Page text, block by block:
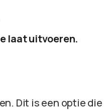
laat uitvoeren.
Dit is een optie